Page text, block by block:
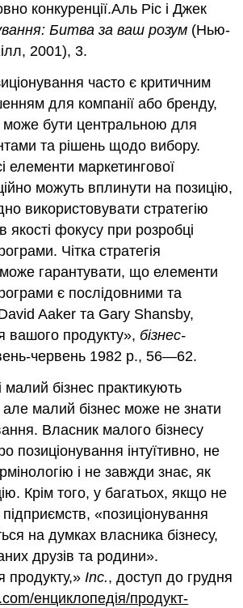
конкуренції.Аль Ріс і Джек
Битва за ваш розум (Нью-
2001), 3.
часто є критичним
для компанії або бренду,
може бути центральною для
та рішень щодо вибору.
елементи маркетингової
можуть вплинути на позицію,
використовувати стратегію
якості фокусу при розробці
Чітка стратегія
гарантувати, що елементи
є послідовними та
Aaker та Gary Shansby,
вашого продукту», бізнес-
червень 1982 р., 56—62.
малий бізнес практикують
але малий бізнес може не знати
Власник малого бізнесу
позиціонування інтуїтивно, не
і не завжди знає, як
Крім того, у багатьох, якщо не
«позиціонування
на думках власника бізнесу,
друзів та родини».
продукту,»Inc., доступ до грудня
енциклопедія/продукт-